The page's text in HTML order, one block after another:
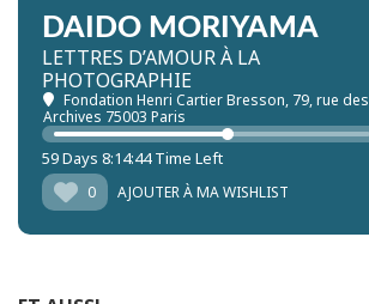
DAIDO MORIYAMA
LETTRES D’AMOUR À LA
PHOTOGRAPHIE
Fondation Henri Cartier Bresson, 79, rue des
Archives 75003 Paris
59 Days 8:14:39 Time Left
0 AJOUTER À MA WISHLIST